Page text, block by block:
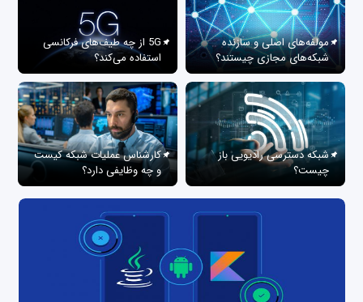
مولفه‌های اصلی و سازنده
شبکه‌های مجازی چیستند؟
5G از چه طیف‌های فرکانسی
استفاده می‌کند؟
شبکه دسترسی رادیویی باز
چیست؟
کارشناس عملیات شبکه کیست
و چه وظایفی دارد؟